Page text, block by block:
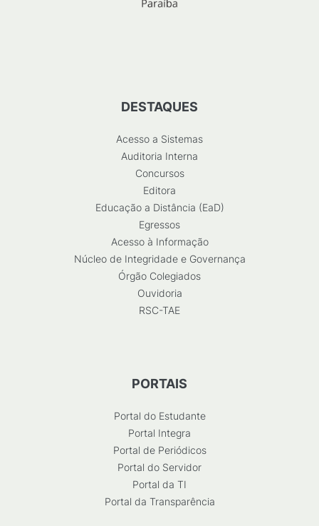
DESTAQUES
Acesso a Sistemas
Auditoria Interna
Concursos
Editora
Educação a Distância (EaD)
Egressos
Acesso à Informação
Núcleo de Integridade e Governança
Órgão Colegiados
Ouvidoria
RSC-TAE
PORTAIS
Portal do Estudante
Portal Integra
Portal de Periódicos
Portal do Servidor
Portal da TI
Portal da Transparência